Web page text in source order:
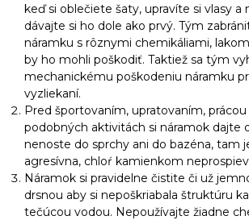
keď si oblečiete šaty, upravíte si vlasy a
dávajte si ho dole ako prvý. Tým
náramku s rôznymi chemikáliami,
by ho mohli poškodiť. Taktiež sa tým
mechanickému poškodeniu náramku
vyzliekaní.
Pred športovaním, upratovaním, prácou
podobných aktivitách si náramok dajte
nenoste do sprchy ani do bazéna, tam
agresívna, chloŕ kamienkom
Náramok si pravidelne čistite či už
drsnou aby si nepoškriabala štruktúru
tečúcou vodou. Nepoužívajte žiadne